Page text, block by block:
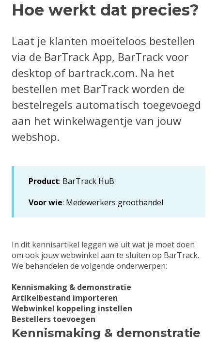
Hoe werkt dat precies?
Laat je klanten moeiteloos bestellen
via de BarTrack App, BarTrack voor
desktop of bartrack.com. Na het
bestellen met BarTrack worden de
bestelregels automatisch toegevoegd
aan het winkelwagentje van jouw
webshop.
Product: BarTrack HuB
Voor wie: Medewerkers groothandel
In dit kennisartikel leggen we uit wat je moet doen
om ook jouw webwinkel aan te sluiten op BarTrack.
We behandelen de volgende onderwerpen:
Kennismaking & demonstratie
Artikelbestand importeren
Webwinkel koppeling instellen
Bestellers toevoegen
Kennismaking & demonstratie